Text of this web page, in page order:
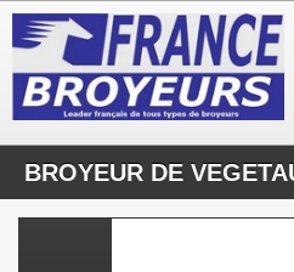
BROYEUR DE